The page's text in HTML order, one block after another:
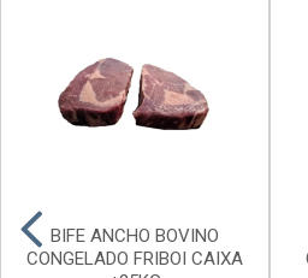
BIFE ANCHO BOVINO
CONGELADO FRIBOI CAIXA